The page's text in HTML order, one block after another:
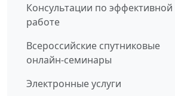
Консультации по эффективной
работе
Всероссийские спутниковые
онлайн-семинары
Электронные услуги